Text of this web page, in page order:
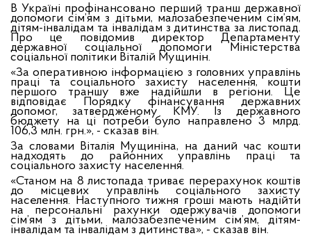
В Україні профінансовано перший транш державної
допомоги сім’ям з дітьми, малозабезпеченим сім’ям,
дітям-інвалідам та інвалідам з дитинства за листопад.
Про це повідомив директор Департаменту
державної соціальної допомоги Міністерства
соціальної політики Віталій Мущинін.
«За оперативною інформацією з головних управлінь
праці та соціального захисту населення, кошти
першого траншу вже надійшли в регіони. Це
відповідає Порядку фінансування державних
допомог, затвердженому КМУ. Із державного
бюджету на ці потреби було направлено 3 млрд.
106,3 млн. грн.», - сказав він.
За словами Віталія Мущиніна, на даний час кошти
надходять до районних управлінь праці та
соціального захисту населення.
«Станом на 8 листопада триває перерахунок коштів
до місцевих управлінь соціального захисту
населення. Наступного тижня гроші мають надійти
на персональні рахунки одержувачів допомоги
сім’ям з дітьми, малозабезпеченим сім’ям, дітям-
інвалідам та інвалідам з дитинства», - сказав він.